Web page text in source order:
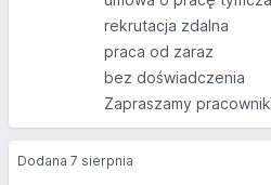
rekrutacja zdalna
praca od zaraz
bez doświadczenia
Zapraszamy
Dodana 7 sierpnia